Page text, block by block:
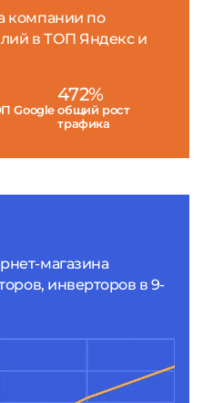
магазина
инверторов в 9-
компании по
в ТОП Яндекс и
Google
472%
общий рост
трафика